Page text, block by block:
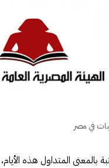
في مصر
المتداول هذه